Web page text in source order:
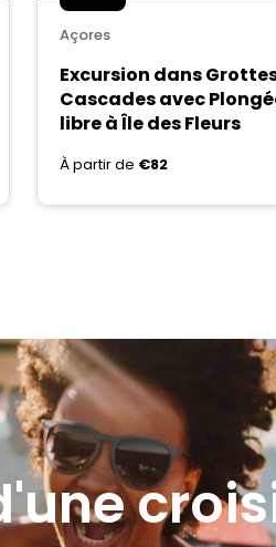
Açores
Excursion dans
Cascades avec
libre à Île des Fleurs
À partir de €82